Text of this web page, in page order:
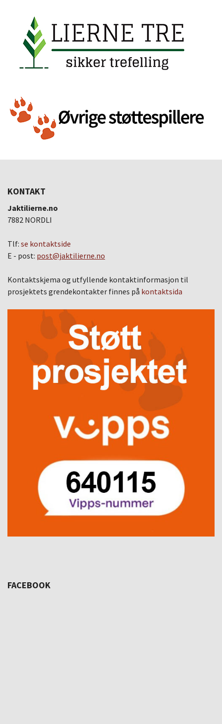
KONTAKT
Jaktilierne.no
7882 NORDLI
Tlf: se kontaktside
E - post: post@jaktilierne.no
Kontaktskjema og utfyllende kontaktinformasjon til
prosjektets grendekontakter finnes på kontaktsida
FACEBOOK